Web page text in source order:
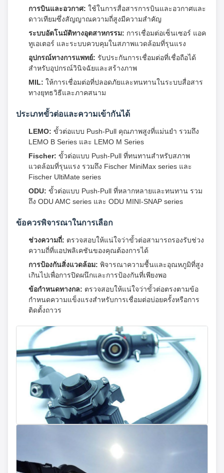
การบินและอวกาศ: ใช้ในการสื่อสารการบินและอวกาศและ
ดาวเทียมซึ่งสัญญาณความถี่สูงมีความสำคัญ
ระบบอัตโนมัติทางอุตสาหกรรม: การเชื่อมต่อเซ็นเซอร์ แอค
ทูเอเตอร์ และระบบควบคุมในสภาพแวดล้อมที่รุนแรง
อุปกรณ์ทางการแพทย์: รับประกันการเชื่อมต่อที่เชื่อถือได้
สำหรับอุปกรณ์วินิจฉัยและสร้างภาพ
MIL: ให้การเชื่อมต่อที่ปลอดภัยและทนทานในระบบสื่อสาร
ทางยุทธวิธีและภาคสนาม
ประเภทขั้วต่อและความเข้ากันได้
LEMO: ขั้วต่อแบบ Push-Pull คุณภาพสูงที่แม่นยำ รวมถึง
LEMO B Series และ LEMO M Series
Fischer: ขั้วต่อแบบ Push-Pull ที่ทนทานสำหรับสภาพ
แวดล้อมที่รุนแรง รวมถึง Fischer MiniMax series และ
Fischer UltiMate series
ODU: ขั้วต่อแบบ Push-Pull ที่หลากหลายและทนทาน รวม
ถึง ODU AMC series และ ODU MINI-SNAP series
ข้อควรพิจารณาในการเลือก
ช่วงความถี่: ตรวจสอบให้แน่ใจว่าขั้วต่อสามารถรองรับช่วง
ความถี่ที่แอปพลิเคชันของคุณต้องการได้
การป้องกันสิ่งแวดล้อม: พิจารณาความชื้นและอุณหภูมิที่สูง
เกินไปเพื่อการปิดผนึกและการป้องกันที่เพียงพอ
ข้อกำหนดทางกล: ตรวจสอบให้แน่ใจว่าขั้วต่อตรงตามข้อ
กำหนดความแข็งแรงสำหรับการเชื่อมต่อบ่อยครั้งหรือการ
ติดตั้งถาวร